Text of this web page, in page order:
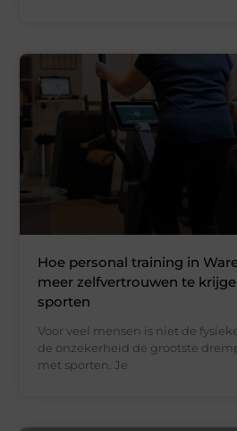
Hoe personal training in
meer zelfvertrouwen te
sporten
Voor veel mensen is niet de
de onzekerheid de grootste
met sporten. Je